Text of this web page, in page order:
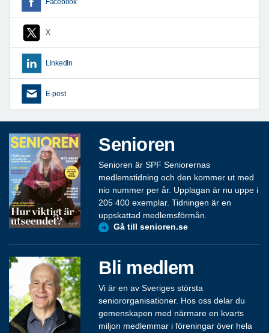
Facebook
X
LinkedIn
E-post
Senioren
Senioren är SPF Seniorernas
medlemstidning och den kommer ut med
nio nummer per år. Upplagan är nu uppe i
205 400 exemplar. Tidningen är en
uppskattad medlemsförmån.
Gå till senioren.se
Bli medlem
Vi är en av Sveriges största
seniororganisationer. Hos oss delar du
gemenskapen med närmare en kvarts
miljon medlemmar i föreningar över hela